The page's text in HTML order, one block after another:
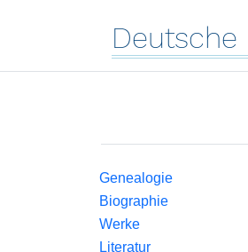
Deutsche
Genealogie
Biographie
Werke
Literatur